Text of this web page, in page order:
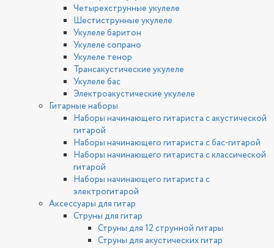
Четырехструнные укулеле
Шестиструнные укулеле
Укулеле баритон
Укулеле сопрано
Укулеле тенор
Трансакустические укулеле
Укулеле бас
Электроакустические укулеле
Гитарные наборы
Наборы начинающего гитариста с акустической
гитарой
Наборы начинающего гитариста с бас-гитарой
Наборы начинающего гитариста с классической
гитарой
Наборы начинающего гитариста с
электрогитарой
Аксессуары для гитар
Струны для гитар
Струны для 12 струнной гитары
Струны для акустических гитар